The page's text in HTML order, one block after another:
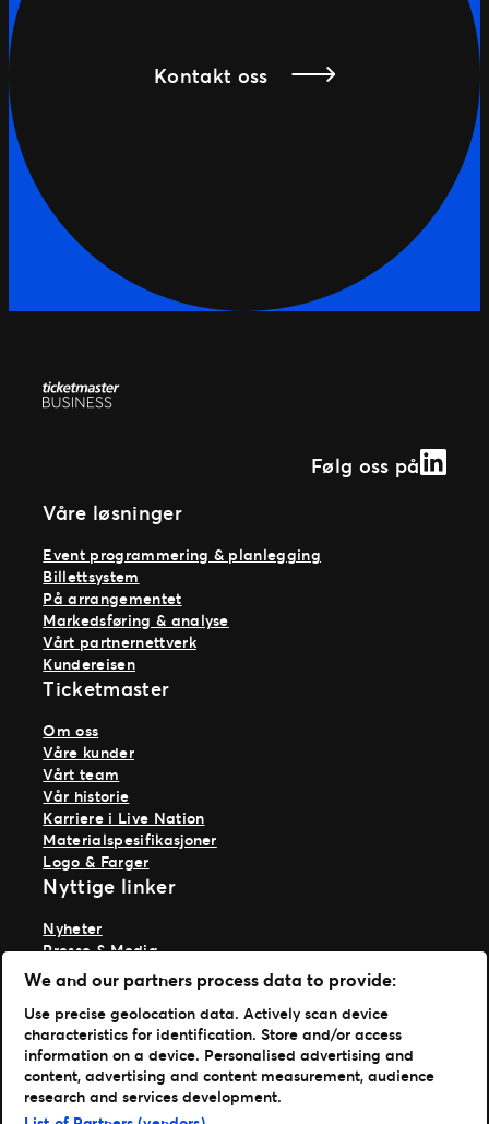
Kontakt oss
Følg oss på
Våre løsninger
Event programmering & planlegging
Billettsystem
På arrangementet
Markedsføring & analyse
Vårt partnernettverk
Kundereisen
Ticketmaster
Om oss
Våre kunder
Vårt team
Vår historie
Karriere i Live Nation
Materialspesifikasjoner
Logo & Farger
Nyttige linker
Nyheter
Presse & Media
Ekspertise
TM1-innlogging
Last ned appene våre
Ticketmaster App
TM1 Reports App (App Store)
We and our partners process data to provide:
Use precise geolocation data. Actively scan device
characteristics for identification. Store and/or access
information on a device. Personalised advertising and
content, advertising and content measurement, audience
research and services development.